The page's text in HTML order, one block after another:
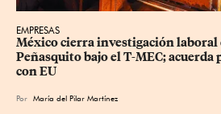
EMPRESAS
México cierra investigación laboral
Peñasquito bajo el T-MEC; acuerda
con EU
Por María del Pilar Martínez